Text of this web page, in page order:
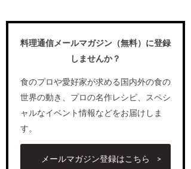
料理通信メールマガジン（無料）に登録
しませんか？
食のプロや愛好家が求める国内外の食の
世界の動き、プロの名作レシピ、スペシ
ャルなイベント情報などをお届けしま
す。
メールマガジン登録はこちら